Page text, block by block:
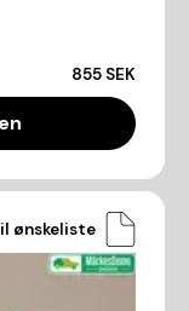
855 SEK
ønskeliste